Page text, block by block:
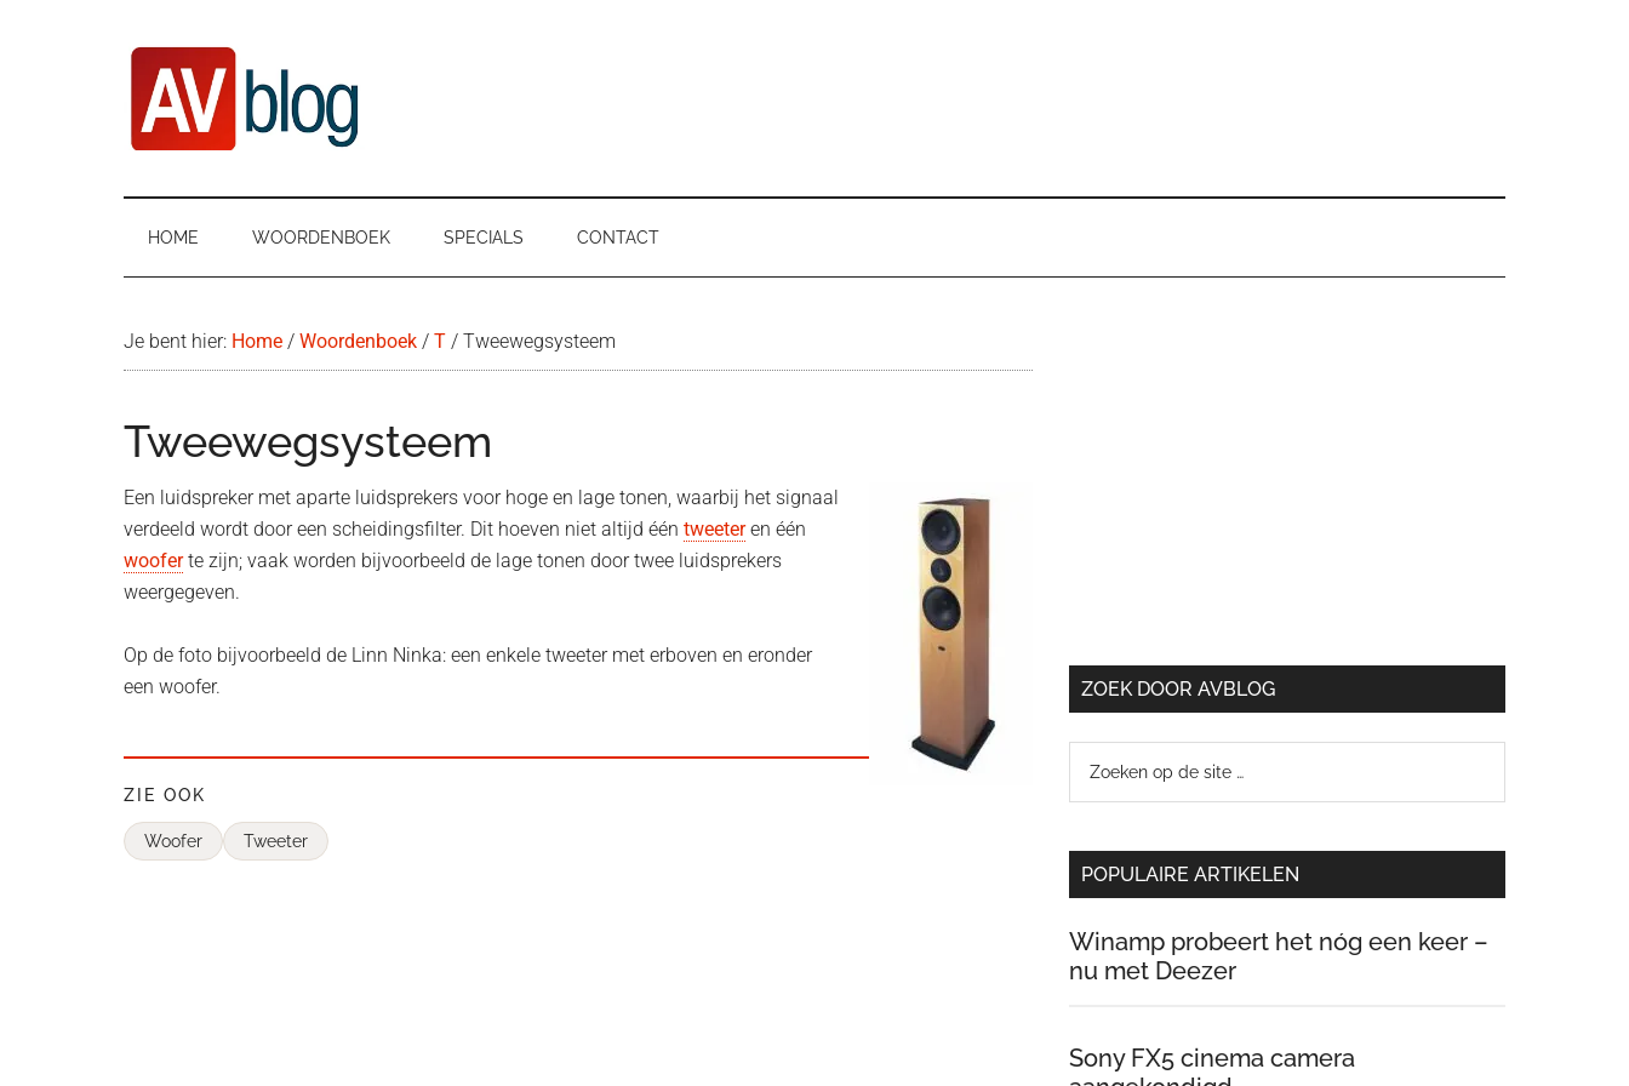
AVblog
HOME WOORDENBOEK SPECIALS CONTACT
Je bent hier: Home / Woordenboek / T / Tweewegsysteem
Tweewegsysteem
Een luidspreker met aparte luidsprekers voor hoge en lage tonen, waarbij het signaal
verdeeld wordt door een scheidingsfilter. Dit hoeven niet altijd één tweeteren één
wooferte zijn; vaak worden bijvoorbeeld de lage tonen door twee luidsprekers
weergegeven.
Op de foto bijvoorbeeld de Linn Ninka: een enkele tweeter met erboven en eronder
een woofer.
ZIE OOK
Woofer Tweeter
ZOEK DOOR AVBLOG
site
POPULAIRE ARTIKELEN
Winamp probeert het nóg een keer –
nu met Deezer
Sony FX5 cinema camera